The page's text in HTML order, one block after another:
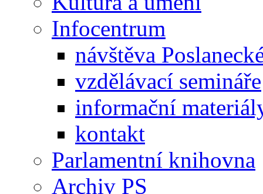
Infocentrum
návštěva
vzdělávací semináře
informační
kontakt
Parlamentní knihovna
Archiv PS